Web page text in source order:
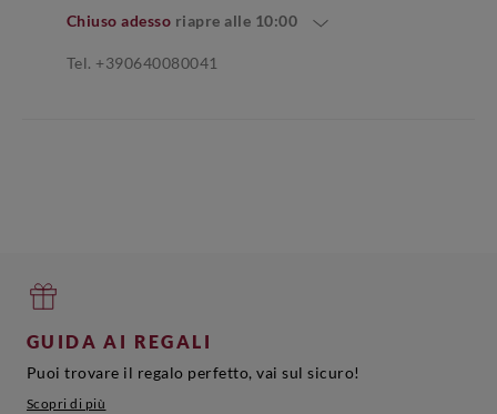
Chiuso adesso riapre alle 10:00
Tel. +390640080041
GUIDA AI REGALI
Puoi trovare il regalo perfetto, vai sul sicuro!
Scopri di più